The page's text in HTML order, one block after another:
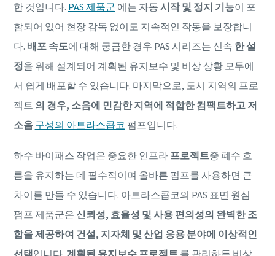
한 것입니다. PAS 제품군 에는 자동 시작 및 정지 기능이 포
함되어 있어 현장 감독 없이도 지속적인 작동을 보장합니
다. 배포 속도에 대해 궁금한 경우 PAS 시리즈는 신속 한 설
정을 위해 설계되어 계획된 유지보수 및 비상 상황 모두에
서 쉽게 배포할 수 있습니다. 마지막으로, 도시 지역의 프로
젝트 의 경우, 소음에 민감한 지역에 적합한 컴팩트하고 저
소음 구성의 아트라스콥코 펌프입니다.
하수 바이패스 작업은 중요한 인프라 프로젝트중 폐수 흐
름을 유지하는 데 필수적이며 올바른 펌프를 사용하면 큰
차이를 만들 수 있습니다. 아트라스콥코의 PAS 표면 원심
펌프 제품군은 신뢰성, 효율성 및 사용 편의성의 완벽한 조
합을 제공하여 건설, 지자체 및 산업 응용 분야에 이상적인